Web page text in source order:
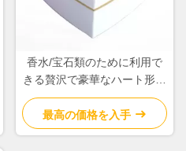
香水/宝石類のために利用で
きる贅沢で豪華なハート形の
ギフト用の箱さまざまな色
最高の価格を入手